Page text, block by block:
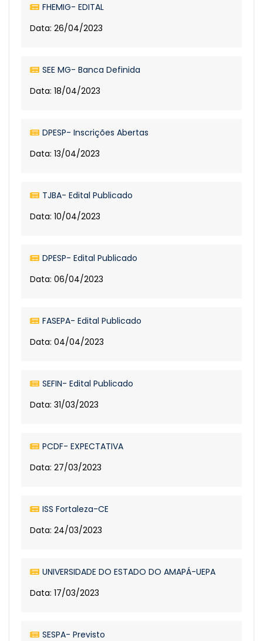
FHEMIG- EDITAL
Data: 26/04/2023
SEE MG- Banca Definida
Data: 18/04/2023
DPESP- Inscrições Abertas
Data: 13/04/2023
TJBA- Edital Publicado
Data: 10/04/2023
DPESP- Edital Publicado
Data: 06/04/2023
FASEPA- Edital Publicado
Data: 04/04/2023
SEFIN- Edital Publicado
Data: 31/03/2023
PCDF- EXPECTATIVA
Data: 27/03/2023
ISS Fortaleza-CE
Data: 24/03/2023
UNIVERSIDADE DO ESTADO DO AMAPÁ-UEPA
Data: 17/03/2023
SESPA- Previsto